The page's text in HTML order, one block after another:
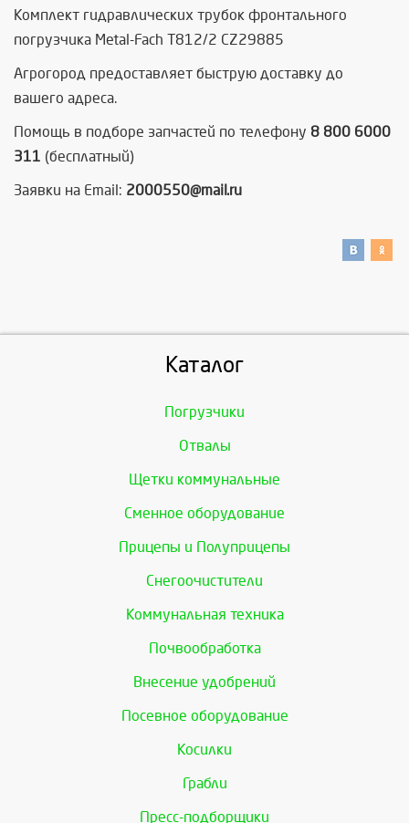
Комплект гидравлических трубок фронтального
погрузчика Metal-Fach Т812/2 CZ29885
Агрогород предоставляет быструю доставку до
вашего адреса.
Помощь в подборе запчастей по телефону 8 800 6000
311 (бесплатный)
Заявки на Email: 2000550@mail.ru
Каталог
Погрузчики
Отвалы
Щетки коммунальные
Сменное оборудование
Прицепы и Полуприцепы
Снегоочистители
Коммунальная техника
Почвообработка
Внесение удобрений
Посевное оборудование
Косилки
Грабли
Пресс-подборщики